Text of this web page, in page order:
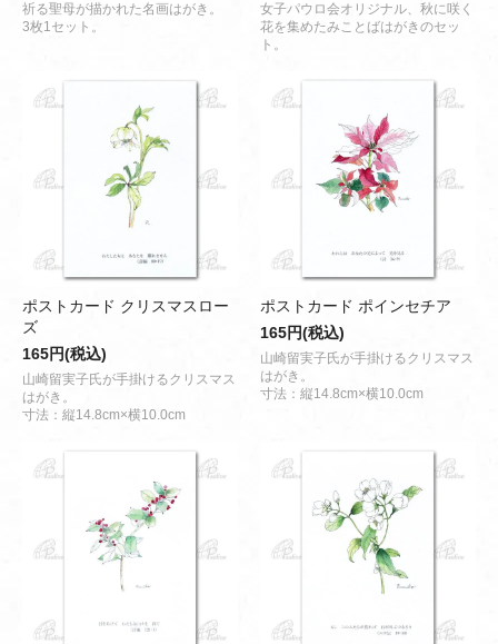
祈る聖母が描かれた名画はがき。
3枚1セット。
女子パウロ会オリジナル、秋に咲く
花を集めたみことばはがきのセッ
ト。
ポストカード クリスマスロー
ズ
165円(税込)
山崎留実子氏が手掛けるクリスマス
はがき。
寸法：縦14.8cm×横10.0cm
ポストカード ポインセチア
165円(税込)
山崎留実子氏が手掛けるクリスマス
はがき。
寸法：縦14.8cm×横10.0cm